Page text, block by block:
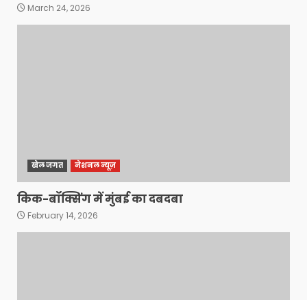
March 24, 2026
खेल जगत नेशनल न्यूज़
किक-बॉक्सिंग में मुंबई का दबदबा
February 14, 2026